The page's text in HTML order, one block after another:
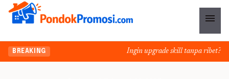
menu
BREAKING Ingin upgrade skill tanpa ribet?